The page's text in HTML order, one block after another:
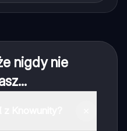
nigdy nie